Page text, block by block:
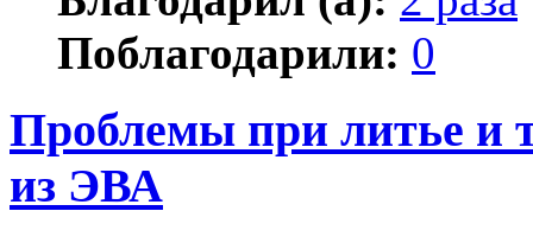
Поблагодарили: 0
Проблемы при литье и
из ЭВА